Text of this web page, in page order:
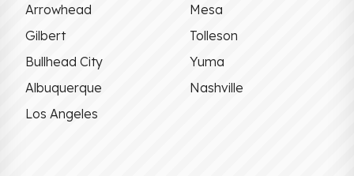
Arrowhead
Mesa
Gilbert
Tolleson
Bullhead City
Yuma
Albuquerque
Nashville
Los Angeles